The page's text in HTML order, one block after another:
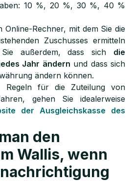
10 %, 20 %, 30 %, 40 %
Online-Rechner, mit dem Sie die
Zuschusses ermitteln
außerdem, dass sich die
Jahr ändern und dass sich
ändern können.
für die Zuteilung von
gehen Sie idealerweise
der Ausgleichskasse des
den
Wallis, wenn